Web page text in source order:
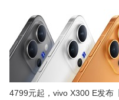
4799元起，vivo X300 E发布